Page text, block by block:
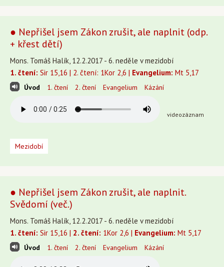
● Nepřišel jsem Zákon zrušit, ale naplnit (odp.
+ křest dětí)
Mons. Tomáš Halík, 12.2.2017 - 6. neděle v mezidobí
1. čtení: Sir 15,16 | 2. čtení: 1Kor 2,6 | Evangelium: Mt 5,17
Úvod 1. čtení 2. čtení Evangelium Kázání
videozáznam
Mezidobí
● Nepřišel jsem Zákon zrušit, ale naplnit.
Svědomí (več.)
Mons. Tomáš Halík, 12.2.2017 - 6. neděle v mezidobí
1. čtení: Sir 15,16 | 2. čtení: 1Kor 2,6 | Evangelium: Mt 5,17
Úvod 1. čtení 2. čtení Evangelium Kázání